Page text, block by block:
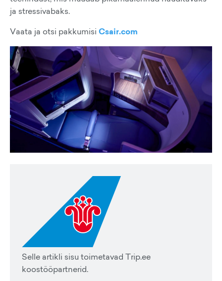
ja stressivabaks.
Vaata ja otsi pakkumisi Csair.com
Selle artikli sisu toimetavad Trip.ee
koostööpartnerid.